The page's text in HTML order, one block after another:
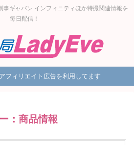
事ギャバン インフィニティほか特撮関連情報を
毎日配信！
フィリエイト広告を利用してます
：商品情報